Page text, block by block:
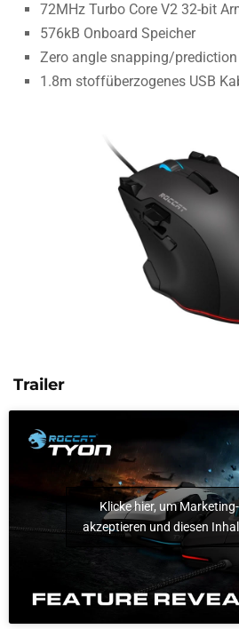
72MHz Turbo Core V2 32-bit
576kB Onboard Speicher
Zero angle snapping/prediction
1.8m stoffüberzogenes USB
Trailer
Klicke hier, um
akzeptieren und diesen